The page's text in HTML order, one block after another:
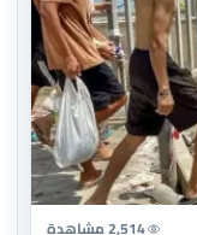
2,514 مشاهدة